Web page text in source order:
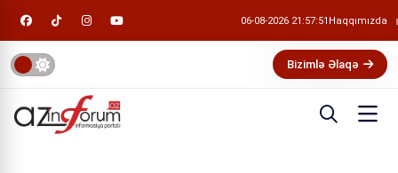
06-08-2026 21:57:52 Haqqımızda
Bizimlə Əlaqə